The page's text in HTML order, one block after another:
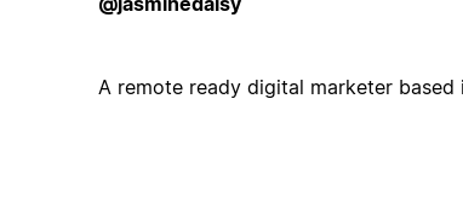
A remote ready digital marketer based